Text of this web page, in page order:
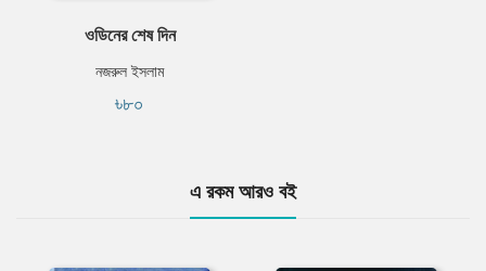
ওডিনের শেষ দিন
নজরুল ইসলাম
৳৮০
এ রকম আরও বই